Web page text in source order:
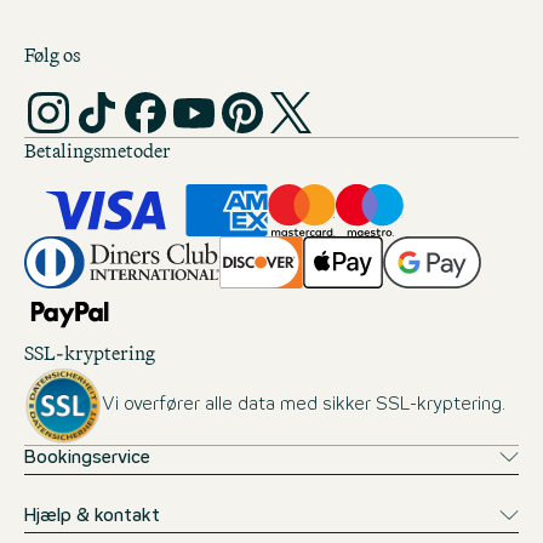
Følg os
Betalingsmetoder
SSL-kryptering
Vi overfører alle data med sikker SSL-kryptering.
Bookingservice
Hjælp & kontakt